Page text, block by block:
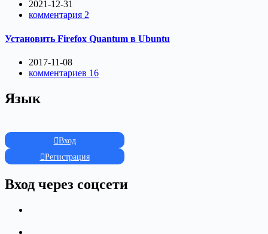
2021-12-31
комментария 2
Установить Firefox Quantum в Ubuntu
2017-11-08
комментариев 16
Язык
Вход
Регистрация
Вход через соцсети